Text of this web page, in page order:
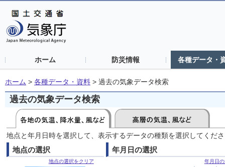
ホーム 防災情報 各種データ・
ホーム > 各種データ・資料 > 過去の気象データ検索
過去の気象データ検索
地点と年月日時を選択して、表示するデータの種類を選択してくだ
地点の選択
地点の選択をクリア
年月日の選択
年月日